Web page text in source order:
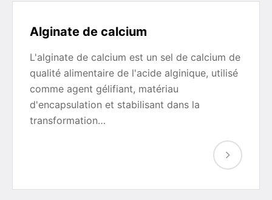
Alginate de calcium
L'alginate de calcium est un sel de calcium de
qualité alimentaire de l'acide alginique, utilisé
comme agent gélifiant, matériau
d'encapsulation et stabilisant dans la
transformation…